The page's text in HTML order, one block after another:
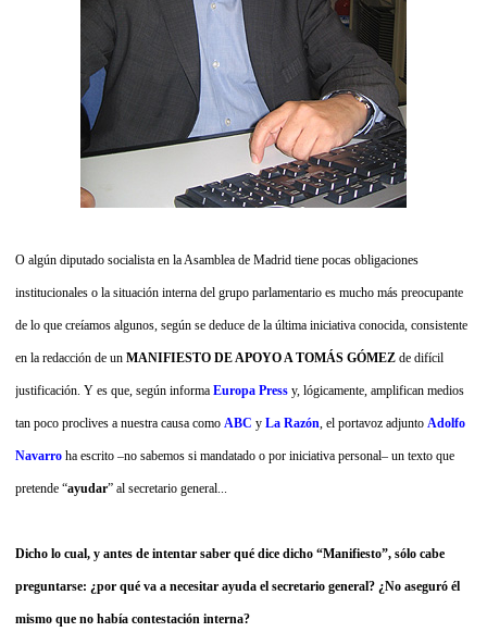
O algún diputado socialista en la Asamblea de Madrid tiene pocas obligaciones
institucionales o la situación interna del grupo parlamentario es mucho más preocupante
de lo que creíamos algunos , según se deduce de la última iniciativa conocida, consistente
en la redacción de un MANIFIESTO DE APOYO A TOMÁS GÓMEZ de difícil
justificación. Y es que, según informa Europa Press y, lógicamente, amplifican medios
tan poco proclives a nuestra causa como ABC y La Razón , el portavoz adjunto Adolfo
Navarro ha escrito –no sabemos si mandatado o por iniciativa personal– un texto que
pretende “ayudar” al secretario general...
Dicho lo cual, y antes de intentar saber qué dice dicho “Manifiesto”, sólo cabe
preguntarse: ¿por qué va a necesitar ayuda el secretario general? ¿No aseguró él
mismo que no había contestación interna?